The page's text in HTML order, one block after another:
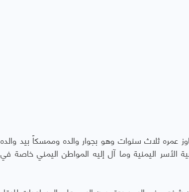
عمره ثلاث سنوات وهو بجوار والده وممسكاً بيد والده
الأسر اليمنية وما آل إليه المواطن اليمني خاصة في